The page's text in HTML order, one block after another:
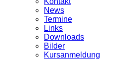
News
Termine
Links
Downloads
Bilder
Kursanmeldung